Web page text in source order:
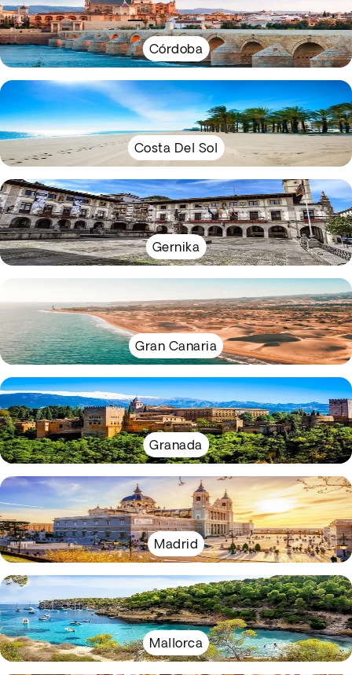
Córdoba
Costa Del Sol
Gernika
Gran Canaria
Granada
Madrid
Mallorca